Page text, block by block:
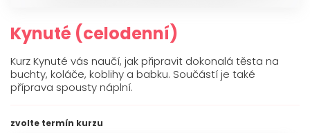
Kynuté (celodenní)
Kurz Kynuté vás naučí, jak připravit dokonalá těsta na
buchty, koláče, koblihy a babku. Součástí je také
příprava spousty náplní.
zvolte termín kurzu